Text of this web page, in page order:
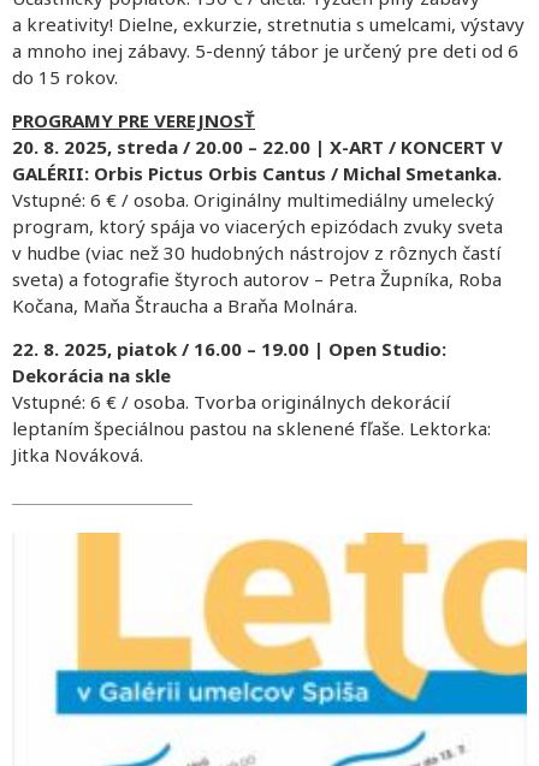
a kreativity! Dielne, exkurzie, stretnutia s umelcami, výstavy
a mnoho inej zábavy. 5-denný tábor je určený pre deti od 6
do 15 rokov.
PROGRAMY PRE VEREJNOSŤ
20. 8. 2025, streda / 20.00 – 22.00 | X-ART / KONCERT V
GALÉRII: Orbis Pictus Orbis Cantus / Michal Smetanka.
Vstupné: 6 € / osoba. Originálny multimediálny umelecký
program, ktorý spája vo viacerých epizódach zvuky sveta
v hudbe (viac než 30 hudobných nástrojov z rôznych častí
sveta) a fotografie štyroch autorov – Petra Župníka, Roba
Kočana, Maňa Štraucha a Braňa Molnára.
22. 8. 2025, piatok / 16.00 – 19.00 | Open Studio:
Dekorácia na skle
Vstupné: 6 € / osoba. Tvorba originálnych dekorácií
leptaním špeciálnou pastou na sklenené fľaše. Lektorka:
Jitka Nováková.